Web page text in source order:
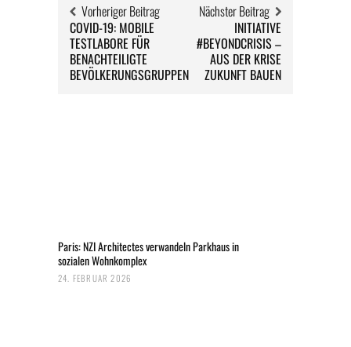
Vorheriger Beitrag
COVID-19: MOBILE
TESTLABORE FÜR
BENACHTEILIGTE
BEVÖLKERUNGSGRUPPEN
Nächster Beitrag
INITIATIVE
#BEYONDCRISIS –
AUS DER KRISE
ZUKUNFT BAUEN
Paris: NZI Architectes verwandeln Parkhaus in
sozialen Wohnkomplex
24. FEBRUAR 2026